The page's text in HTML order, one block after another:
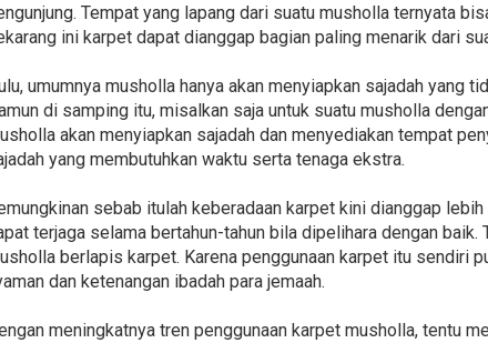
Tempat yang lapang dari suatu musholla ternyata
ini karpet dapat dianggap bagian paling menarik dari
umumnya musholla hanya akan menyiapkan sajadah yang
di samping itu, misalkan saja untuk suatu musholla
akan menyiapkan sajadah dan menyediakan tempat
yang membutuhkan waktu serta tenaga ekstra.
sebab itulah keberadaan karpet kini dianggap
terjaga selama bertahun-tahun bila dipelihara dengan
berlapis karpet. Karena penggunaan karpet itu sendiri
dan ketenangan ibadah para jemaah.
meningkatnya tren penggunaan karpet musholla, tentu